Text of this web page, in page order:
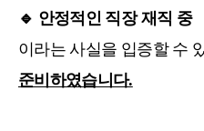
🔹 안정적인 직장 재직 중
이라는 사실을 입증할 수
준비하였습니다.